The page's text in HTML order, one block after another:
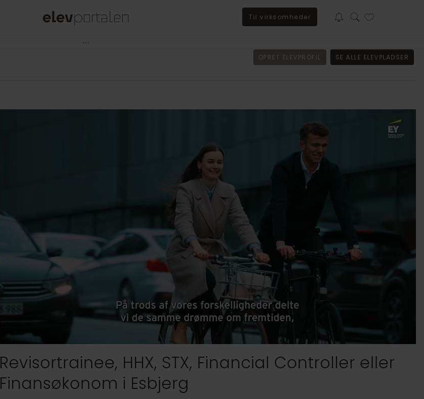
Til virksomheder
Baker Tilly søger trainee til BSO-afdeling i Sorø
Har du lyst til at kickstarte din karriere i et stærkt fagligt
OPRET ELEVPROFIL SE ALLE ELEVPLADSER
Revisortrainee, HHX, STX, Financial Controller eller
Finansøkonom i Esbjerg